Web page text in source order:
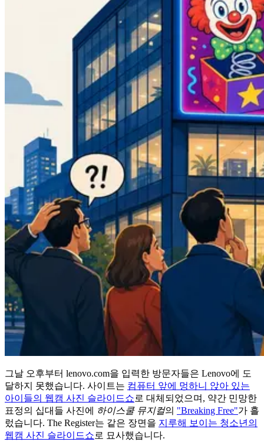
그날 오후부터 lenovo.com을 입력한 방문자들은 Lenovo에 도
달하지 못했습니다. 사이트는 컴퓨터 앞에 멍하니 앉아 있는
아이들의 웹캠 사진 슬라이드쇼로 대체되었으며, 약간 민망한
표정의 십대들 사진에
하이스쿨 뮤지컬의 "Breaking Free"가 흘
렀습니다. The Register는 같은 장면을 지루해 보이는 청소년의
웹캠 사진 슬라이드쇼로 묘사했습니다.